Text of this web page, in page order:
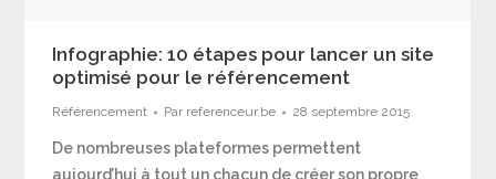
Infographie: 10 étapes pour lancer un site
optimisé pour le référencement
Référencement Par referenceur.be 28 septembre 2015
De nombreuses plateformes permettent
aujourd’hui à tout un chacun de créer son propre